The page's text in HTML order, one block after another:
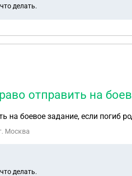
делать.
отправить на
на боевое задание, если погиб
Москва
делать.